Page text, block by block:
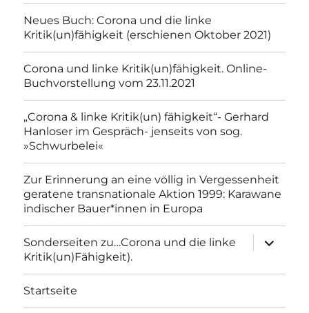
Neues Buch: Corona und die linke
Kritik(un)fähigkeit (erschienen Oktober 2021)
Corona und linke Kritik(un)fähigkeit. Online-
Buchvorstellung vom 23.11.2021
„Corona & linke Kritik(un) fähigkeit“- Gerhard
Hanloser im Gespräch- jenseits von sog.
»Schwurbelei«
Zur Erinnerung an eine völlig in Vergessenheit
geratene transnationale Aktion 1999: Karawane
indischer Bauer*innen in Europa
Sonderseiten zu…Corona und die linke
Kritik(un)Fähigkeit).
anzeigen
Startseite